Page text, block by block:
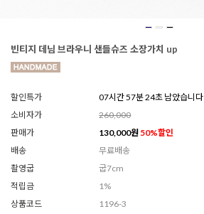
빈티지 데님 브라우니 샌들슈즈 소장가치 up
할인특가
07시간 57분 22초 남았습니다
소비자가
260,000
판매가
130,000원 50%할인
배송
무료배송
촬영굽
굽7cm
적립금
1%
상품코드
1196-3